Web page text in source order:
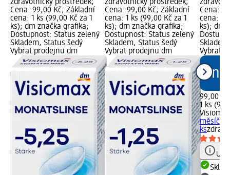
zdravotnický prostředek;
Cena: 99,00 Kč; Základní
cena: 1 ks (99,00 Kč za 1
ks); dm značka grafika;
Dostupnost: Status zelený
Skladem, Status šedý
Vybrat prodejnu dm
zdravotnický prostředek;
Cena: 99,00 Kč; Základní
cena: 1 ks (99,00 Kč za 1
ks); dm značka grafika;
Dostupnost: Status zelený
Skladem, Status šedý
Vybrat prodejnu dm
Cena:
cena: 1
ks); dm
Vybrat
99,00 Kč
1 ks
Visiomax
měsíční
ks